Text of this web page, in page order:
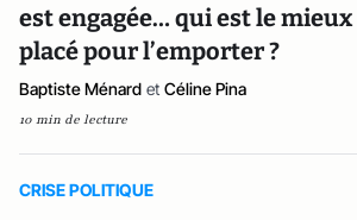
est engagée… qui est le mieux
placé pour l’emporter ?
Baptiste Ménard et Céline Pina
10 min de lecture
CRISE POLITIQUE